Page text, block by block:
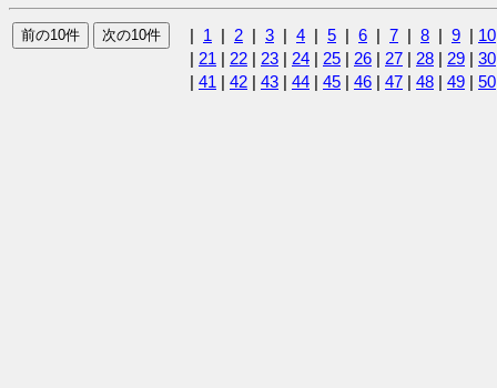
| 1 | 2 | 3 | 4 | 5 | 6 | 7 | 8 | 9 | 10
| 21 | 22 | 23 | 24 | 25 | 26 | 27 | 28 | 29 | 30
| 41 | 42 | 43 | 44 | 45 | 46 | 47 | 48 | 49 | 50